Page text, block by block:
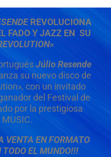
REVOLUCIONA
FADO Y JAZZ EN SU
Júlio Resende
su nuevo disco de
con un invitado
del Festival de
por la prestigiosa
VENTA EN FORMATO
EL MUNDO!!!